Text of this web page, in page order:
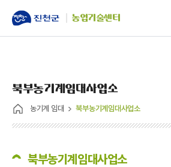
농업기술센터
농기계 임대 북부농기계임대사업소
북부농기계임대사업소
북부농기계임대사업소